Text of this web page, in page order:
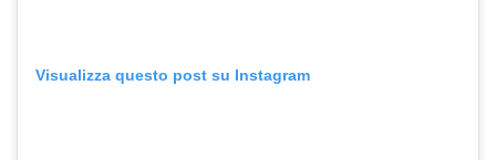
Visualizza questo post su Instagram